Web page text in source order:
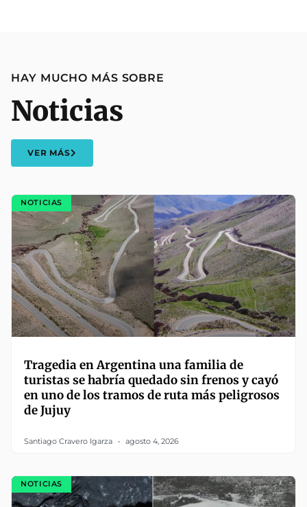
HAY MUCHO MÁS SOBRE
Noticias
VER MÁS
NOTICIAS
Tragedia en Argentina una familia de
turistas se habría quedado sin frenos y cayó
en uno de los tramos de ruta más peligrosos
de Jujuy
Santiago Cravero Igarza agosto 4, 2026
NOTICIAS